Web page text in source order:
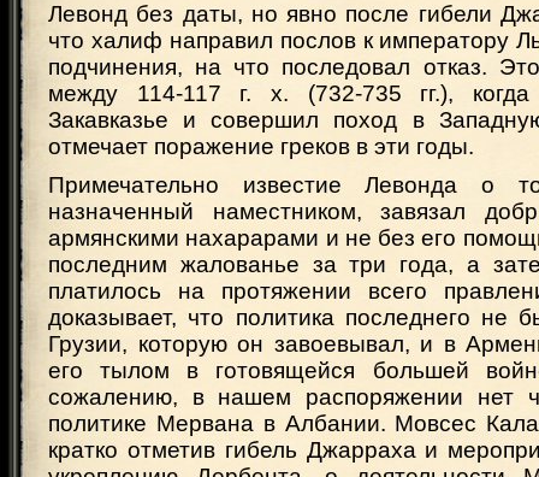
Левонд без даты, но явно после гибели
что халиф направил послов к императору
подчинения, на что последовал отказ.
между 114-117 г. х. (732-735 гг.),
Закавказье и совершил поход в
отмечает поражение греков в эти годы.
Примечательно известие Левонда о
назначенный наместником, завязал
армянскими нахарарами и не без его
последним жалованье за три года, а
платилось на протяжении всего
доказывает, что политика последнего не
Грузии, которую он завоевывал, и в
его тылом в готовящейся большей
сожалению, в нашем распоряжении нет
политике Мервана в Албании. Мовсес
кратко отметив гибель Джарраха и